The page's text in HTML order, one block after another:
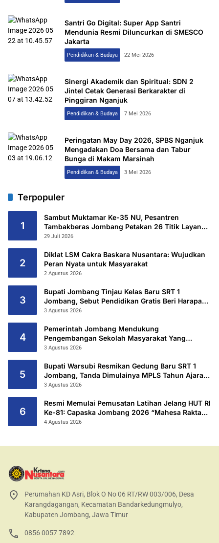
Santri Go Digital: Super App Santri
Mendunia Resmi Diluncurkan di SMESCO
Jakarta
Pendidikan & Budaya 22 Mei 2026
Sinergi Akademik dan Spiritual: SDN 2
Jintel Cetak Generasi Berkarakter di
Pinggiran Nganjuk
Pendidikan & Budaya 7 Mei 2026
Peringatan May Day 2026, SPBS Nganjuk
Mengadakan Doa Bersama dan Tabur
Bunga di Makam Marsinah
Pendidikan & Budaya 3 Mei 2026
Terpopuler
1
Sambut Muktamar Ke-35 NU, Pesantren
Tambakberas Jombang Petakan 26 Titik Layanan
Utama
29 Juli 2026
2
Diklat LSM Cakra Baskara Nusantara: Wujudkan
Peran Nyata untuk Masyarakat
2 Agustus 2026
3
Bupati Jombang Tinjau Kelas Baru SRT 1
Jombang, Sebut Pendidikan Gratis Beri Harapan
Baru
3 Agustus 2026
4
Pemerintah Jombang Mendukung
Pengembangan Sekolah Masyarakat Yang
Kurang Mampu Hingga Hibahkan 6,3 Hektar
3 Agustus 2026
5
Bupati Warsubi Resmikan Gedung Baru SRT 1
Jombang, Tanda Dimulainya MPLS Tahun Ajaran
2026/2027
3 Agustus 2026
6
Resmi Memulai Pemusatan Latihan Jelang HUT RI
Ke-81: Capaska Jombang 2026 “Mahesa Rakta
Garuda Yudha”.
4 Agustus 2026
Perumahan KD Asri, Blok O No 06 RT/RW 003/006, Desa
Karangdagangan, Kecamatan Bandarkedungmulyo,
Kabupaten Jombang, Jawa Timur
0856 0057 7892